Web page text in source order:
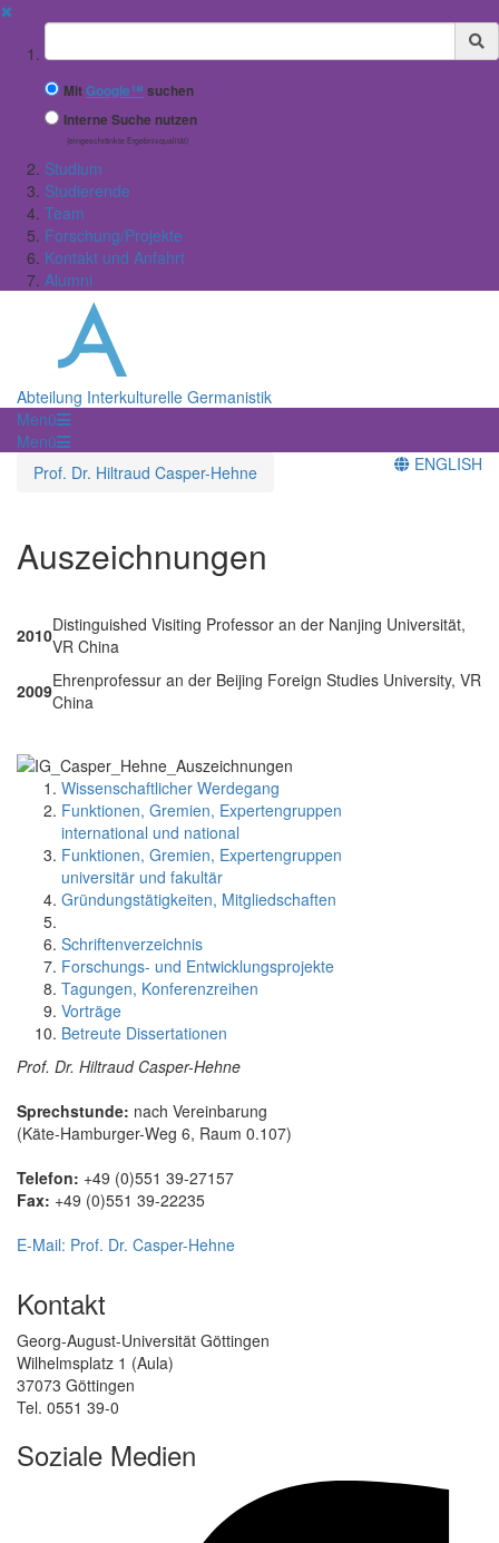
✖
Suchbegriff
MitGoogle™ suchen
Interne Suche nutzen
(eingeschränkte Ergebnisqualität)
Studium
Studierende
Team
Forschung/Projekte
Kontakt und Anfahrt
Alumni
Abteilung Interkulturelle Germanistik
Menü
Menü
Prof. Dr. Hiltraud Casper-Hehne
ENGLISH
Auszeichnungen
2010Distinguished Visiting Professor an der Nanjing Universität,
VR China
2009Ehrenprofessur an der Beijing Foreign Studies University, VR
China
Wissenschaftlicher Werdegang
Funktionen, Gremien, Expertengruppen
international und national
Funktionen, Gremien, Expertengruppen
universitär und fakultär
Gründungstätigkeiten, Mitgliedschaften
Schriftenverzeichnis
Forschungs- und Entwicklungsprojekte
Tagungen, Konferenzreihen
Vorträge
Betreute Dissertationen
Prof. Dr. Hiltraud Casper-Hehne
Sprechstunde: nach Vereinbarung
(Käte-Hamburger-Weg 6, Raum 0.107)
Telefon: +49 (0)551 39-27157
Fax: +49 (0)551 39-22235
E-Mail: Prof. Dr. Casper-Hehne
Kontakt
Georg-August-Universität Göttingen
Wilhelmsplatz 1 (Aula)
37073 Göttingen
Tel. 0551 39-0
Soziale Medien